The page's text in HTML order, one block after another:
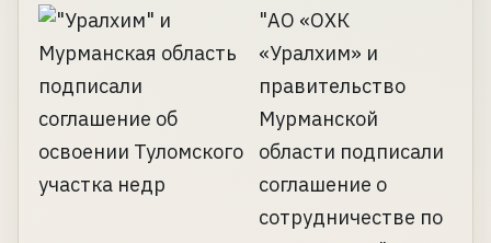
"АО «ОХК
«Уралхим» и
правительство
Мурманской
области подписали
соглашение о
сотрудничестве по